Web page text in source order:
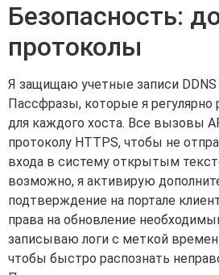
Безопасность:
протоколы
Я защищаю учетные записи
Пассфразы, которые я
для каждого хоста. Все вызовы
протоколу HTTPS, чтобы не
входа в систему открытым
возможно, я активирую
подтверждение на портале
права на обновление
записываю логи с меткой
чтобы быстро распознать